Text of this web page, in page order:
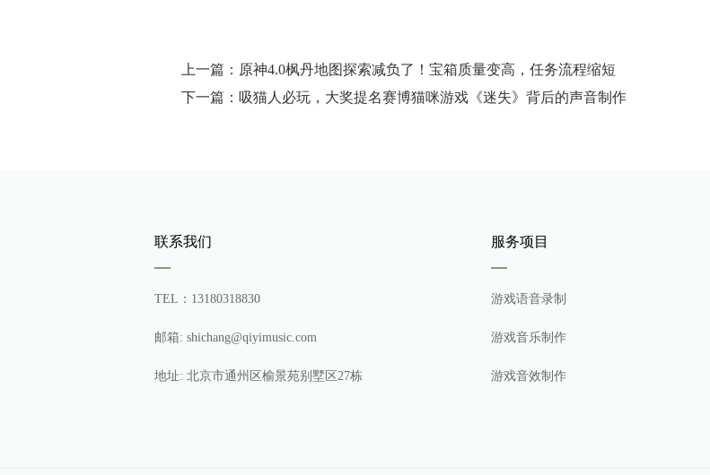
上一篇：原神4.0枫丹地图探索减负了！宝箱质量变高，任务流程缩短
下一篇：吸猫人必玩，大奖提名赛博猫咪游戏《迷失》背后的声音制作
联系我们
TEL：13180318830
邮箱: shichang@qiyimusic.com
地址: 北京市通州区榆景苑别墅区27栋
服务项目
游戏语音录制
游戏音乐制作
游戏音效制作